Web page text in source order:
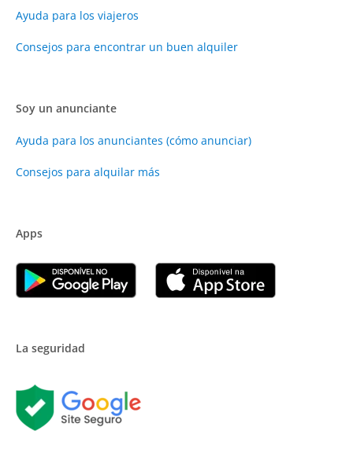
Ayuda para los viajeros
Consejos para encontrar un buen alquiler
Soy un anunciante
Ayuda para los anunciantes (cómo anunciar)
Consejos para alquilar más
Apps
La seguridad